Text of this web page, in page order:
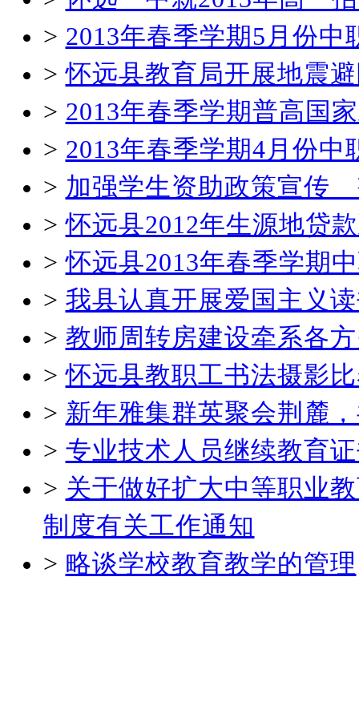
> 2013年春季学期5月份中
>怀远县教育局开展地震
> 2013年春季学期普高国
> 2013年春季学期4月份
> 加强学生资助政策宣传
>怀远县2012年生源地贷
>怀远县2013年春季学期
> 我县认真开展爱国主义
> 教师周转房建设牵系各
>怀远县教职工书法摄影
> 新年雅集群英聚会荆麓
> 专业技术人员继续教育
> 关于做好扩大中等职业
制度有关工作通知
> 略谈学校教育教学的管理